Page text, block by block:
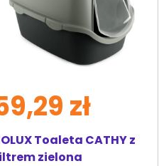
Toaleta CATHY z
zielona
zł